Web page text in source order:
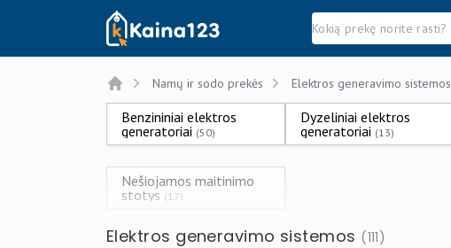
Kaina123.lt
Home
Namų ir sodo prekės Elektros generavimo sistemos
Benzininiai elektros
generatoriai (50)
Dyzeliniai elektros
generatoriai (13)
Nešiojamos maitinimo
stotys (17)
Elektros generavimo sistemos (111)